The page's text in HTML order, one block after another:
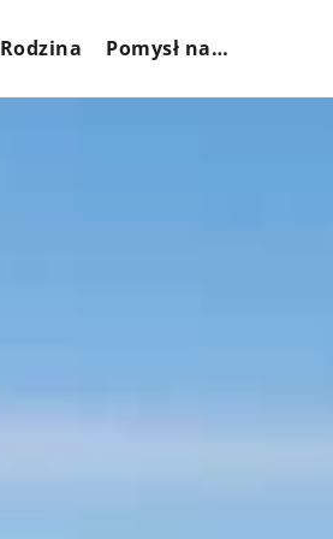
Rodzina Pomysł na…